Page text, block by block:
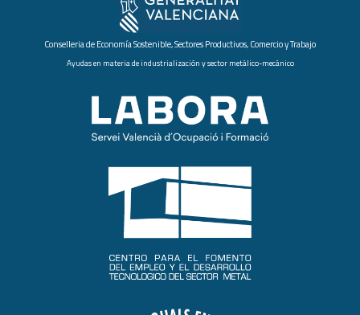
Conselleria de Economía Sostenible, Sectores Productivos, Comercio y Trabajo
Ayudas en materia de industrialización y sector metálico-mecánico